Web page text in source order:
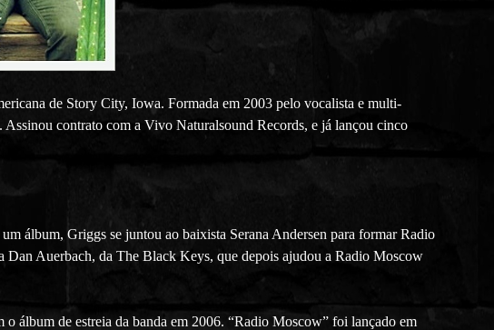
de Story City, Iowa. Formada em 2003 pelo vocalista e multi-
contrato com a Vivo Naturalsound Records, e já lançou cinco
álbum, Griggs se juntou ao baixista Serana Andersen para formar Radio
Dan Auerbach, da The Black Keys, que depois ajudou a Radio Moscow
de estreia da banda em 2006. “Radio Moscow” foi lançado em